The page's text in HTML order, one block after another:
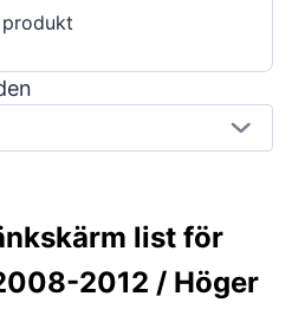
list för
2012 / Höger